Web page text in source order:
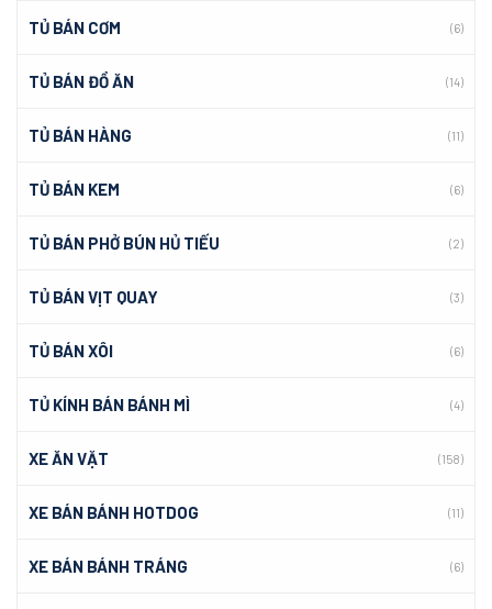
TỦ BÁN CƠM (6)
TỦ BÁN ĐỒ ĂN (14)
TỦ BÁN HÀNG (11)
TỦ BÁN KEM (6)
TỦ BÁN PHỞ BÚN HỦ TIẾU (2)
TỦ BÁN VỊT QUAY (3)
TỦ BÁN XÔI (6)
TỦ KÍNH BÁN BÁNH MÌ (4)
XE ĂN VẶT (158)
XE BÁN BÁNH HOTDOG (11)
XE BÁN BÁNH TRÁNG (6)